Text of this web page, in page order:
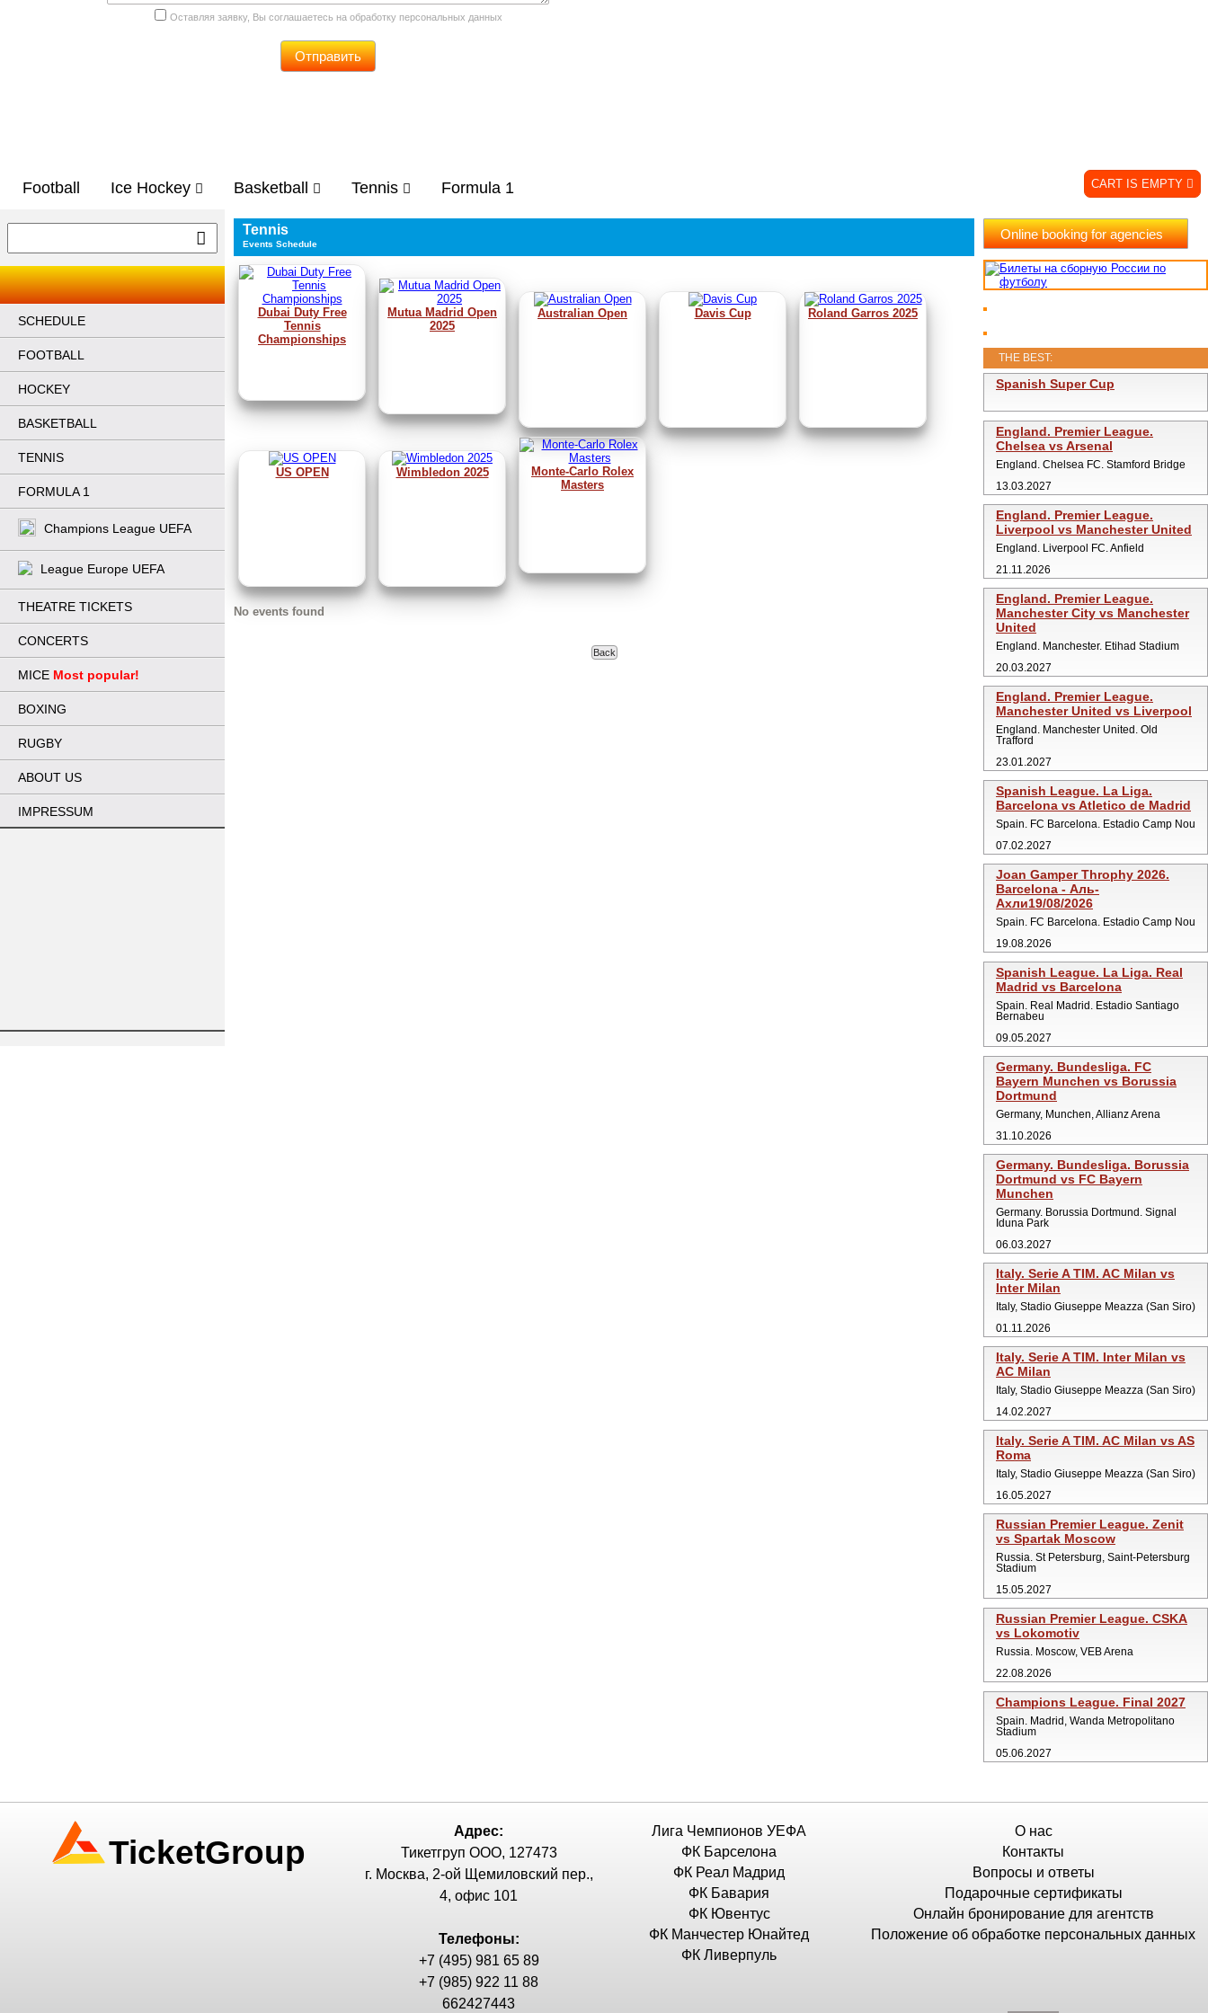
Оставляя заявку, Вы соглашаетесь на обработку персональных данных
Отправить
Football Ice Hockey Basketball Tennis Formula 1 CART IS EMPTY
Tennis
Events Schedule
Dubai Duty Free
Tennis
Championships
Mutua Madrid Open
2025
Australian Open Davis Cup Roland Garros 2025
US OPEN Wimbledon 2025
Monte-Carlo Rolex
Masters
No events found
Back
SCHEDULE
FOOTBALL
HOCKEY
BASKETBALL
TENNIS
FORMULA 1
Champions League UEFA
League Europe UEFA
THEATRE TICKETS
CONCERTS
MICE Most popular!
BOXING
RUGBY
ABOUT US
IMPRESSUM
Online booking for agencies
THE BEST:
Spanish Super Cup
England. Premier League.
Chelsea vs Arsenal
England. Chelsea FC. Stamford Bridge
13.03.2027
England. Premier League.
Liverpool vs Manchester United
England. Liverpool FC. Anfield
21.11.2026
England. Premier League.
Manchester City vs Manchester
United
England. Manchester. Etihad Stadium
20.03.2027
England. Premier League.
Manchester United vs Liverpool
England. Manchester United. Old
Trafford
23.01.2027
Spanish League. La Liga.
Barcelona vs Atletico de Madrid
Spain. FC Barcelona. Estadio Camp Nou
07.02.2027
Joan Gamper Throphy 2026.
Barcelona - Аль-
Ахли19/08/2026
Spain. FC Barcelona. Estadio Camp Nou
19.08.2026
Spanish League. La Liga. Real
Madrid vs Barcelona
Spain. Real Madrid. Estadio Santiago
Bernabeu
09.05.2027
Germany. Bundesliga. FC
Bayern Munchen vs Borussia
Dortmund
Germany, Munchen, Allianz Arena
31.10.2026
Germany. Bundesliga. Borussia
Dortmund vs FC Bayern
Munchen
Germany. Borussia Dortmund. Signal
Iduna Park
06.03.2027
Italy. Serie A TIM. AC Milan vs
Inter Milan
Italy, Stadio Giuseppe Meazza (San Siro)
01.11.2026
Italy. Serie A TIM. Inter Milan vs
AC Milan
Italy, Stadio Giuseppe Meazza (San Siro)
14.02.2027
Italy. Serie A TIM. AC Milan vs AS
Roma
Italy, Stadio Giuseppe Meazza (San Siro)
16.05.2027
Russian Premier League. Zenit
vs Spartak Moscow
Russia. St Petersburg, Saint-Petersburg
Stadium
15.05.2027
Russian Premier League. CSKA
vs Lokomotiv
Russia. Moscow, VEB Arena
22.08.2026
Champions League. Final 2027
Spain. Madrid, Wanda Metropolitano
Stadium
05.06.2027
TicketGroup
Адрес:
Тикетгруп ООО, 127473
г. Москва, 2-ой Щемиловский пер.,
4, офис 101
Телефоны:
+7 (495) 981 65 89
+7 (985) 922 11 88
662427443
Лига Чемпионов УЕФА
ФК Барселона
ФК Реал Мадрид
ФК Бавария
ФК Ювентус
ФК Манчестер Юнайтед
ФК Ливерпуль
О нас
Контакты
Вопросы и ответы
Подарочные сертификаты
Онлайн бронирование для агентств
Положение об обработке персональных данных